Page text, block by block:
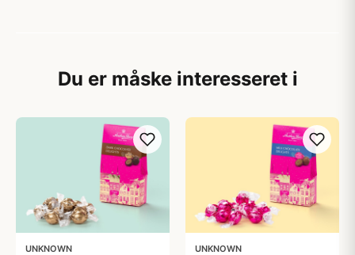
Du er måske interesseret i
UNKNOWN UNKNOWN